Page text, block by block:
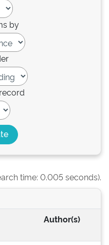
by
time: 0.005 seconds).
Author(s)